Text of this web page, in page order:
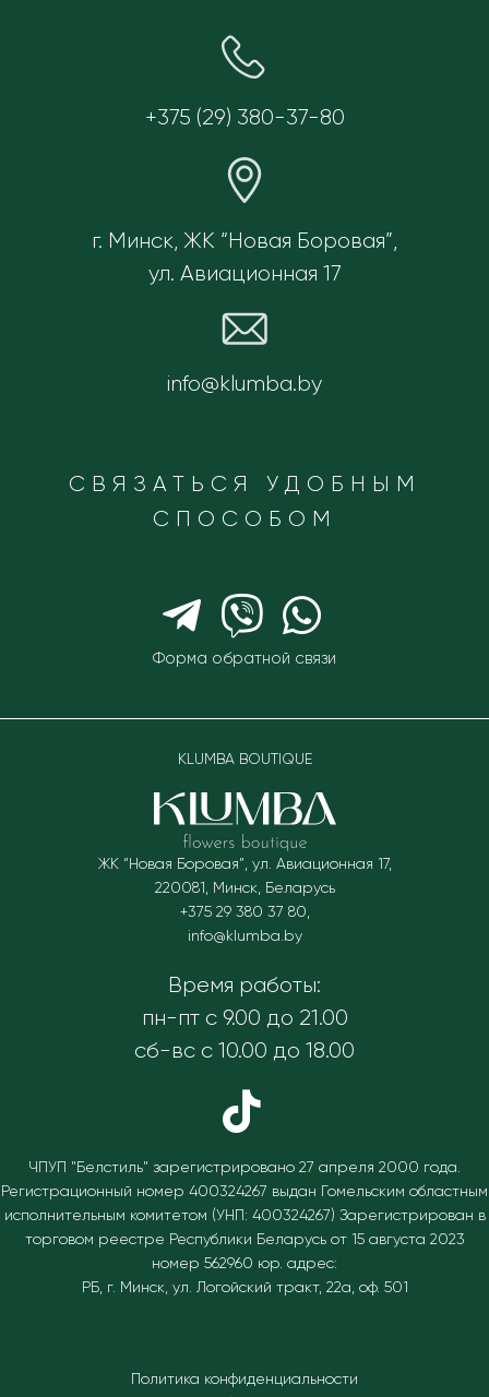
+375 (29) 380-37-80
г. Минск, ЖК “Новая Боровая”,
ул. Авиационная 17
info@klumba.by
СВЯЗАТЬСЯ УДОБНЫМ
СПОСОБОМ
Форма обратной связи
KLUMBA BOUTIQUE
ЖК “Новая Боровая”, ул. Авиационная 17,
220081 Минск, Беларусь
+375 29 380 37 80
info@klumba.by
Время работы:
пн-пт с 9.00 до 21.00
сб-вс с 10.00 до 18.00
ЧПУП "Белстиль" зарегистрировано 27 апреля 2000 года.
Регистрационный номер 400324267 выдан Гомельским областным
исполнительным комитетом (УНП: 400324267) Зарегистрирован в
торговом реестре Республики Беларусь от 15 августа 2023
номер 562960 юр. адрес:
РБ, г. Минск, ул. Логойский тракт, 22а, оф. 501
Политика конфиденциальности